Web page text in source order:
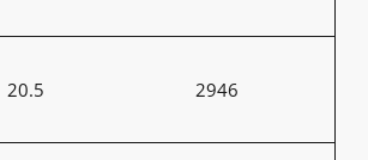
20.5 2946